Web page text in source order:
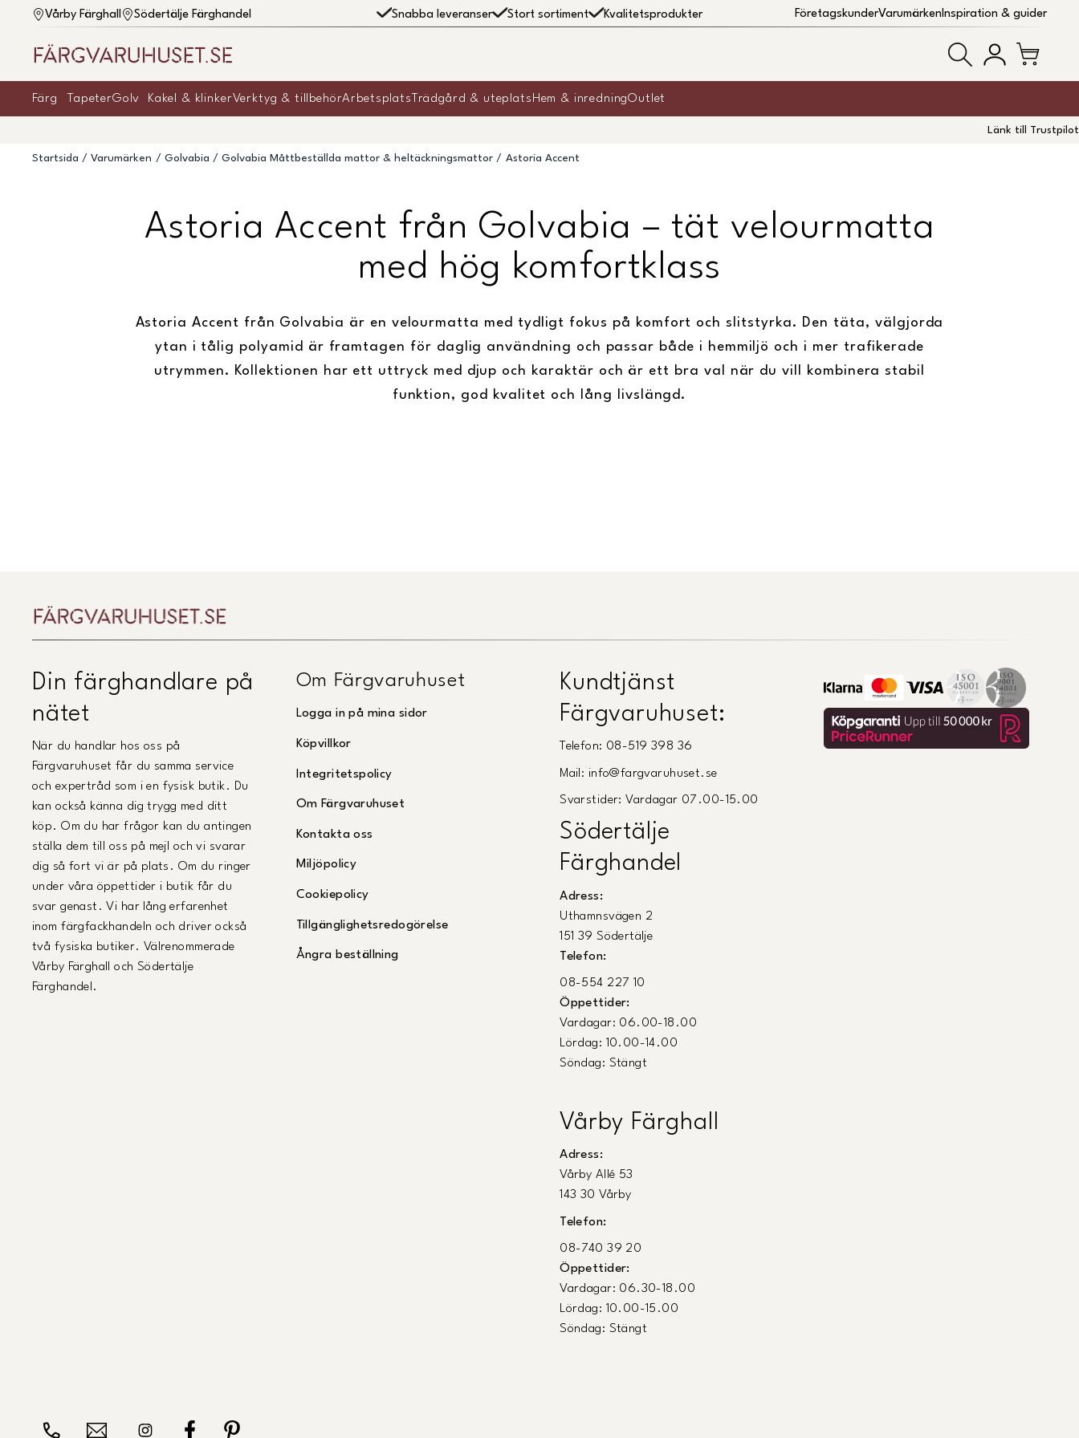
Vårby Färghall Södertälje Färghandel Snabba leveranser Stort sortiment Kvalitetsprodukter FöretagskunderVarumärkenInspiration & guider
Färg TapeterGolv Kakel & klinkerVerktyg & tillbehörArbetsplats Trädgård & uteplats Hem & inredningOutlet
Länk till Trustpilot
Startsida Varumärken Golvabia Golvabia Måttbeställda mattor & heltäckningsmattor Astoria Accent
Astoria Accent från Golvabia – tät velourmatta
med hög komfortklass
Astoria Accent från Golvabia är en velourmatta med tydligt fokus på komfort och slitstyrka. Den täta, välgjorda
ytan i tålig polyamid är framtagen för daglig användning och passar både i hemmiljö och i mer trafikerade
utrymmen. Kollektionen har ett uttryck med djup och karaktär och är ett bra val när du vill kombinera stabil
funktion, god kvalitet och lång livslängd.
Din färghandlare på
nätet
När du handlar hos oss på
Färgvaruhuset får du samma service
och expertråd som i en fysisk butik. Du
kan också känna dig trygg med ditt
köp. Om du har frågor kan du antingen
ställa dem till oss på mejl och vi svarar
dig så fort vi är på plats. Om du ringer
under våra öppettider i butik får du
svar genast. Vi har lång erfarenhet
inom färgfackhandeln och driver också
två fysiska butiker. Välrenommerade
Vårby Färghall och Södertälje
Färghandel.
Om Färgvaruhuset
Logga in på mina sidor
Köpvillkor
Integritetspolicy
Om Färgvaruhuset
Kontakta oss
Miljöpolicy
Cookiepolicy
Tillgänglighetsredogörelse
Ångra beställning
Kundtjänst
Färgvaruhuset:
Telefon: 08-519 398 36
Mail: info@fargvaruhuset.se
Svarstider: Vardagar 07.00-15.00
Södertälje
Färghandel
Adress:
Uthamnsvägen 2
151 39 Södertälje
Telefon:
08-554 227 10
Öppettider:
Vardagar: 06.00-18.00
Lördag: 10.00-14.00
Söndag: Stängt
Vårby Färghall
Adress:
Vårby Allé 53
143 30 Vårby
Telefon:
08-740 39 20
Öppettider:
Vardagar: 06.30-18.00
Lördag: 10.00-15.00
Söndag: Stängt